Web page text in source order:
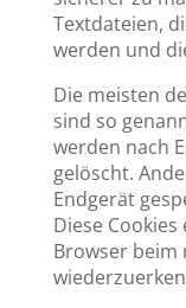
Textdateien,
werden und
Die meisten
sind so
werden nach
gelöscht.
Endgerät
Diese
Browser beim